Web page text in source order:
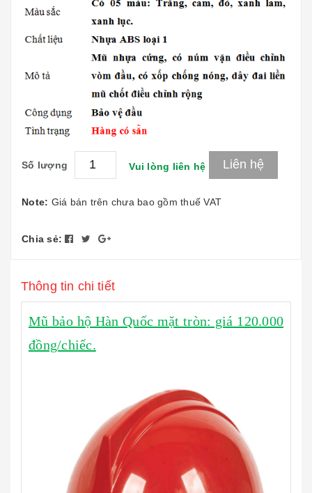
Số lượng Vui lòng liên hệ Liên hệ
Note: Giá bán trên chưa bao gồm thuế VAT
Chia sẻ:
Thông tin chi tiết
Mũ bảo hộ Hàn Quốc mặt tròn: giá 120.000
đồng/chiếc.